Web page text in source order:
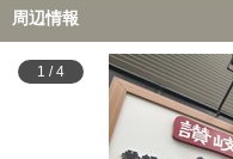
周辺情報
1 /4